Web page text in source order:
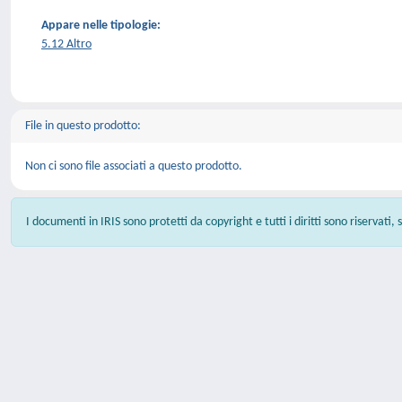
Appare nelle tipologie:
5.12 Altro
File in questo prodotto:
Non ci sono file associati a questo prodotto.
I documenti in IRIS sono protetti da copyright e tutti i diritti sono riservati,